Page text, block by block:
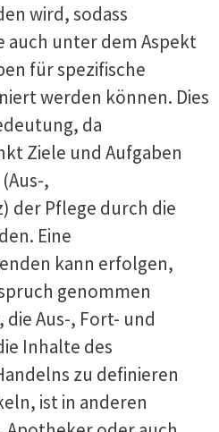
wird, sodass
unter dem Aspekt
für spezifische
werden können. Dies
da
Ziele und Aufgaben
,
der Pflege durch die
Eine
kann erfolgen,
genommen
die Aus-, Fort- und
Inhalte des
zu definieren
ist in anderen